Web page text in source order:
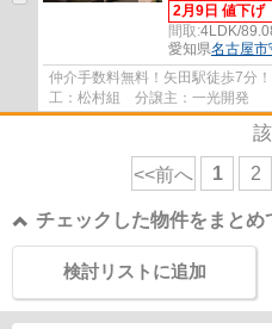
2月9日 値下げ
間取:4LDK/
愛知県名古屋市
仲介手数料無料！矢田駅徒歩7分
工：松村組 分譲主：一光開発
<<前へ 1 2
チェックした物件をまとめ
検討リストに追加